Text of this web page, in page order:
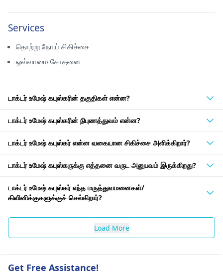
Services
தொற்று நோய் சிகிச்சை
ஒவ்வாமை சோதனை
டாக்டர் உமேஷ் கபுஸ்கரின் தகுதிகள் என்ன?
டாக்டர் உமேஷ் கபுஸ்கரின் நிபுணத்துவம் என்ன?
டாக்டர் உமேஷ் கபுஸ்கர் என்ன வகையான சிகிச்சை அளிக்கிறார்?
டாக்டர் உமேஷ் கபுஸ்கருக்கு எத்தனை வருட அனுபவம் இருக்கிறது?
டாக்டர் உமேஷ் கபுஸ்கர் எந்த மருத்துவமனைகள்/
கிளினிக்குகளுக்குச் செல்கிறார்?
Load More
Get Free Assistance!